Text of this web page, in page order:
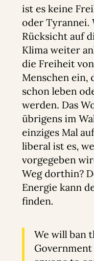
ist es keine
oder Tyrannei.
Rücksicht auf
Klima weiter
die Freiheit
Menschen ein,
schon leben
werden. Das
übrigens im
einziges Mal
liberal ist es,
vorgegeben
Weg dorthin?
Energie kann
finden.
We will ban